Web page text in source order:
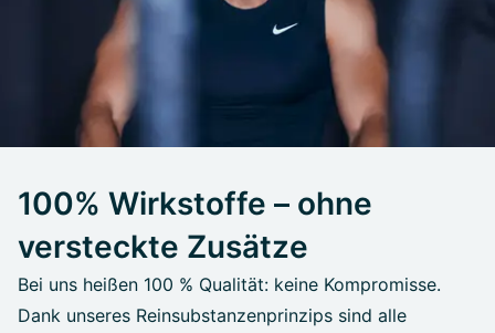
100% Wirkstoffe – ohne
versteckte Zusätze
Bei uns heißen 100 % Qualität: keine Kompromisse.
Dank unseres Reinsubstanzenprinzips sind alle